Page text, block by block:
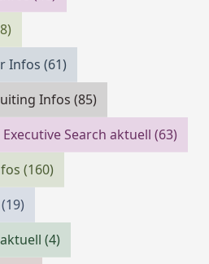
Infos(61)
Infos(85)
Executive Search aktuell(63)
(160)
(19)
(4)